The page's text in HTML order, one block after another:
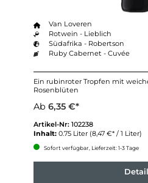
Van Loveren
Rotwein - Lieblich
Südafrika - Robertson
Ruby Cabernet - Cuvée
Ein rubinroter Tropfen mit
Rosenblüten
Ab 6,35 €*
Artikel-Nr: 102238
Inhalt: 0.75 Liter (8,47 €* / 1 Liter)
Sofort verfügbar, Lieferzeit: 1-3 Tage